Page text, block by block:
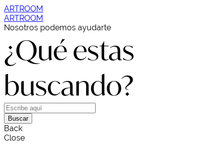
ARTROOM
ARTROOM
Nosotros podemos ayudarte
¿Qué estas
buscando?
Buscar
Back
Close